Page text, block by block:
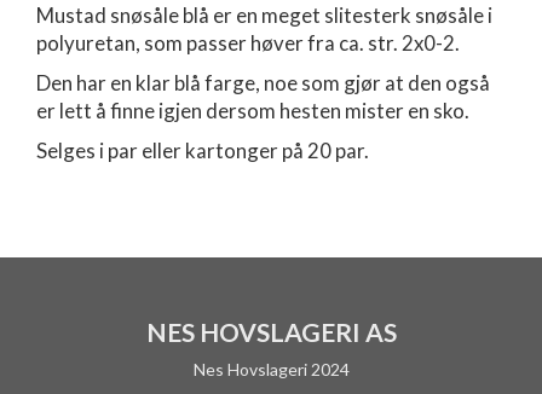
Mustad snøsåle blå er en meget slitesterk snøsåle i
polyuretan, som passer høver fra ca. str. 2x0-2.
Den har en klar blå farge, noe som gjør at den også
er lett å finne igjen dersom hesten mister en sko.
Selges i par eller kartonger på 20 par.
NES HOVSLAGERI AS
Nes Hovslageri 2024